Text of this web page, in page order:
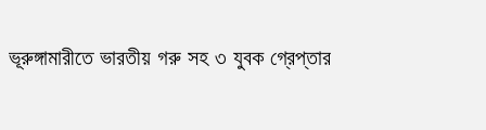
ভূরুঙ্গামারীতে ভারতীয় গরু সহ ৩ যুবক গ্রেপ্তার